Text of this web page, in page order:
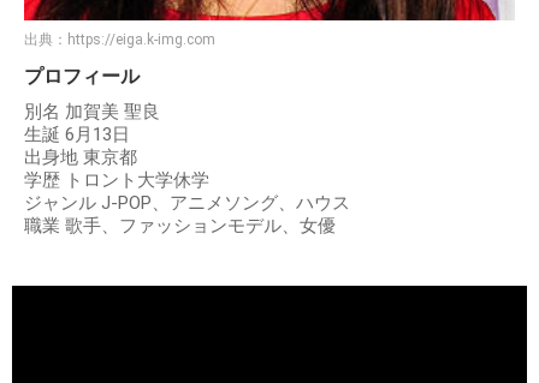
出典： https://eiga.k-img.com
プロフィール
別名 加賀美 聖良
生誕 6月13日
出身地 東京都
学歴 トロント大学休学
ジャンル J-POP、アニメソング、ハウス
職業 歌手、ファッションモデル、女優